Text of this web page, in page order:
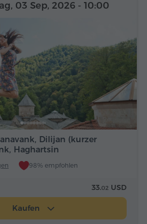
Dilijan (kurzer
Haghartsin
98% empfohlen
03 Sep, 2026 - 10:00
33.02 USD
Kaufen